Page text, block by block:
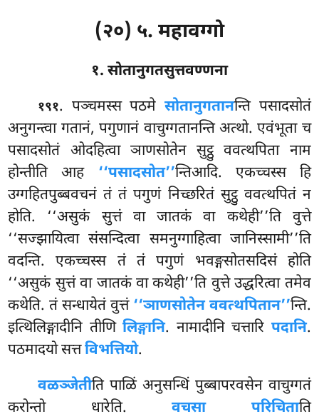
(२०) ५. महावग्गो
१. सोतानुगतसुत्तवण्णना
१९१. पञ्चमस्स पठमेसोतानुगतानन्ति पसादसोतं
अनुगन्त्वा गतानं, पगुणानं वाचुग्गतानन्ति अत्थो. एवंभूता च
पसादसोतं ओदहित्वा ञाणसोतेन सुट्ठु ववत्थपिता नाम
होन्तीति आह ‘‘पसादसोत’’न्तिआदि. एकच्चस्स हि
उग्गहितपुब्बवचनं तं तं पगुणं निच्छरितं सुट्ठु ववत्थपितं न
होति. ‘‘असुकं सुत्तं वा जातकं वा कथेही’’ति वुत्ते
‘‘सज्झायित्वा संसन्दित्वा समनुग्गाहित्वा जानिस्सामी’’ति
वदन्ति. एकच्चस्स तं तं पगुणं भवङ्गसोतसदिसं होति
‘‘असुकं सुत्तं वा जातकं वा कथेही’’ति वुत्ते उद्धरित्वा तमेव
कथेति. तं सन्धायेतं वुत्तं ‘‘ञाणसोतेन ववत्थपितान’’न्ति.
इत्थिलिङ्गादीनि तीणिलिङ्गानि. नामादीनि चत्तारि पदानि.
पठमादयो सत्तविभत्तियो.
वळञ्जेतीति पाळिं अनुसन्धिं पुब्बापरवसेन वाचुग्गतं
करोन्तो धारेति.वचसा परिचिताति